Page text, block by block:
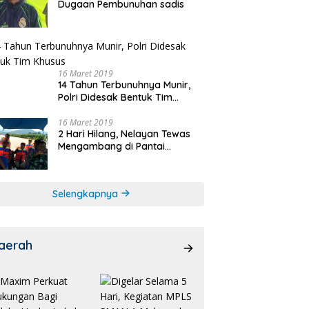
Dugaan Pembunuhan sadis
16 Maret 2019
14 Tahun Terbunuhnya Munir,
Polri Didesak Bentuk Tim
16 Maret 2019
2 Hari Hilang, Nelayan Tewas
Mengambang di Pantai
Selengkapnya